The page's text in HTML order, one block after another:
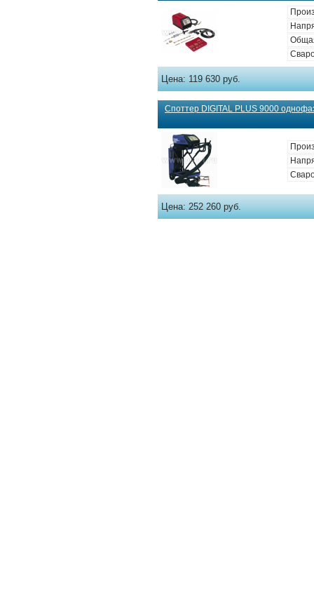
Цена: 119 630 руб.
Споттер DIGITAL PLUS 9000
Цена: 252 260 руб.